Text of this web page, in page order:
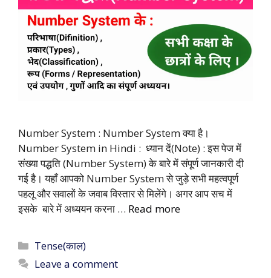
Number System : Number System क्या है।
Number System in Hindi : ध्यान दें(Note) : इस पेज में
संख्या पद्धति (Number System) के बारे में संपूर्ण जानकारी दी
गई है। यहाँ आपको Number System से जुड़े सभी महत्वपूर्ण
पहलू और सवालों के जवाब विस्तार से मिलेंगे। अगर आप सच में
इसके बारे में अध्ययन करना … Read more
Categories
Tense(काल)
Leave a comment